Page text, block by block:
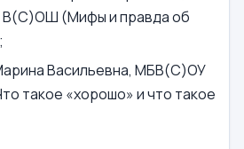
(Мифы и правда об
Васильевна, МБВ(С)ОУ
такое «хорошо» и что такое